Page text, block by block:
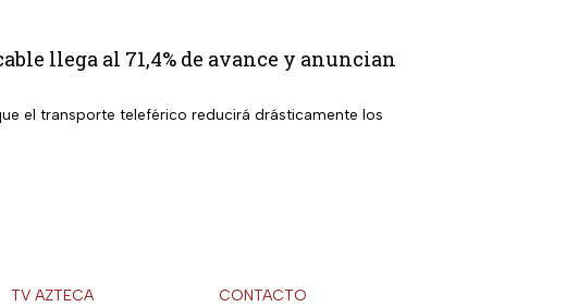
llega al 71,4% de avance y anuncian
el transporte teleférico reducirá drásticamente los
TV AZTECA CONTACTO